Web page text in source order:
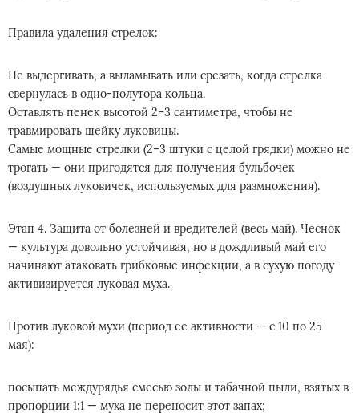
Правила удаления стрелок:
Не выдергивать, а выламывать или срезать, когда стрелка
свернулась в одно-полутора кольца.
Оставлять пенек высотой 2–3 сантиметра, чтобы не
травмировать шейку луковицы.
Самые мощные стрелки (2–3 штуки с целой грядки) можно не
трогать — они пригодятся для получения бульбочек
(воздушных луковичек, используемых для размножения).
Этап 4. Защита от болезней и вредителей (весь май). Чеснок
— культура довольно устойчивая, но в дождливый май его
начинают атаковать грибковые инфекции, а в сухую погоду
активизируется луковая муха.
Против луковой мухи (период ее активности — с 10 по 25
мая):
посыпать междурядья смесью золы и табачной пыли, взятых в
пропорции 1:1 — муха не переносит этот запах;